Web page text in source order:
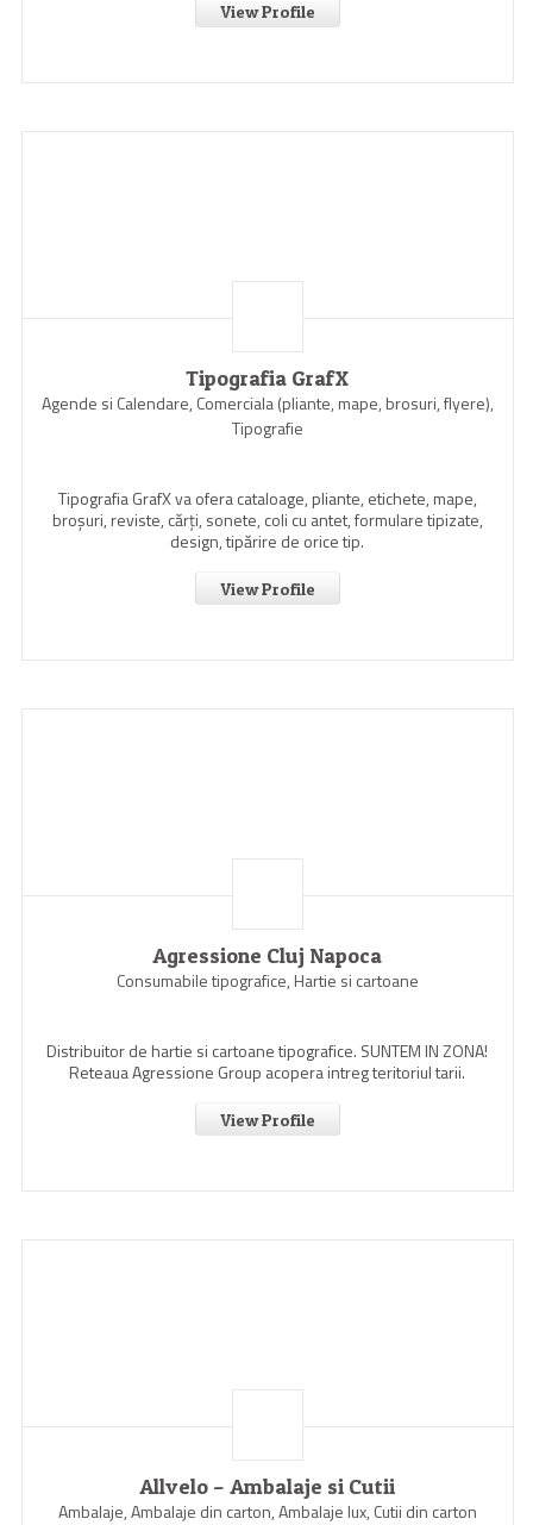
View Profile
Tipografia GrafX
Agende si Calendare, Comerciala (pliante, mape, brosuri, flyere),
Tipografie
Tipografia GrafX va ofera cataloage, pliante, etichete, mape,
broşuri, reviste, cărţi, sonete, coli cu antet, formulare tipizate,
design, tipărire de orice tip.
View Profile
Agressione Cluj Napoca
Consumabile tipografice, Hartie si cartoane
Distribuitor de hartie si cartoane tipografice. SUNTEM IN ZONA!
Reteaua Agressione Group acopera intreg teritoriul tarii.
View Profile
Allvelo – Ambalaje si Cutii
Ambalaje, Ambalaje din carton, Ambalaje lux, Cutii din carton